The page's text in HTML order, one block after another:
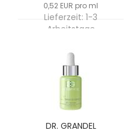
0,52 EUR pro ml
Lieferzeit: 1-3
Arbeitstage
DR. GRANDEL